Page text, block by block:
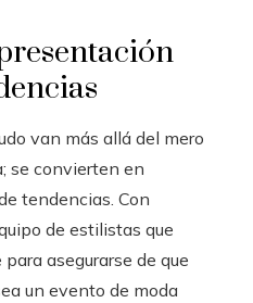
van más allá del mero
se convierten en
tendencias. Con
de estilistas que
asegurarse de que
un evento de moda